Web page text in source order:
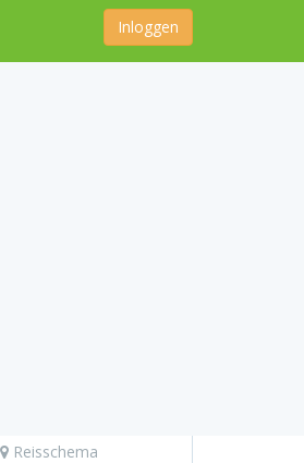
Inloggen
Reisschema